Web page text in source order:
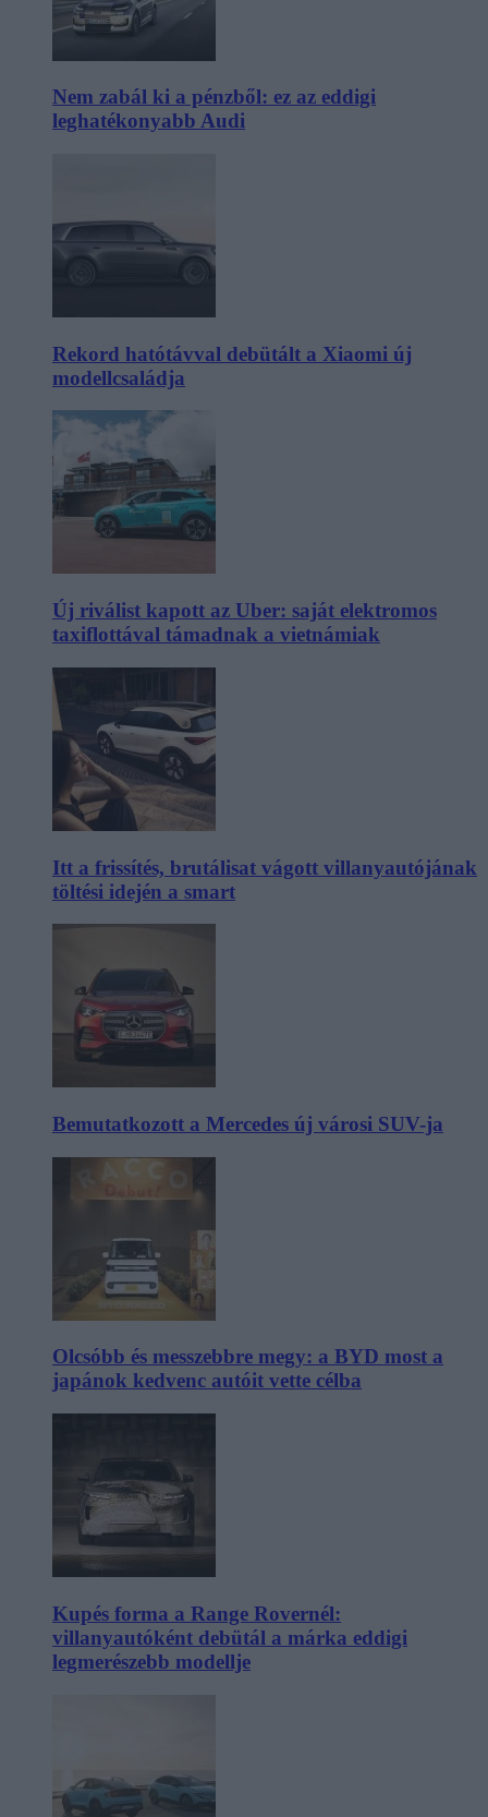
Nem zabál ki a pénzből: ez az eddigi
leghatékonyabb Audi
Rekord hatótávval debütált a Xiaomi új
modellcsaládja
Új riválist kapott az Uber: saját elektromos
taxiflottával támadnak a vietnámiak
Itt a frissítés, brutálisat vágott villanyautójának
töltési idején a smart
Bemutatkozott a Mercedes új városi SUV-ja
Olcsóbb és messzebbre megy: a BYD most a
japánok kedvenc autóit vette célba
Kupés forma a Range Rovernél:
villanyautóként debütál a márka eddigi
legmerészebb modellje